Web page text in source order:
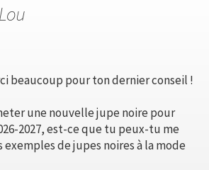
beaucoup pour ton dernier conseil !
une nouvelle jupe noire pour
2027, est-ce que tu peux-tu me
de jupes noires à la mode